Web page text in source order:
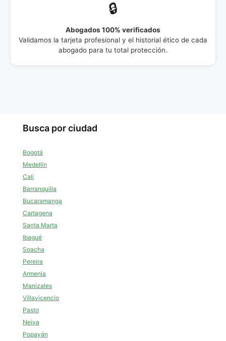
🔒
Abogados 100% verificados
Validamos la tarjeta profesional y el historial ético de cada
abogado para tu total protección.
Busca por ciudad
Bogotá
Medellín
Cali
Barranquilla
Bucaramanga
Cartagena
Santa Marta
Ibagué
Soacha
Pereira
Armenia
Manizales
Villavicencio
Pasto
Neiva
Popayán